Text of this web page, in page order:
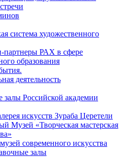
система художественного
партнеры РАХ в сфере
образования
деятельность
залы Российской академии
искусств Зураба Церетели
Музей «Творческая мастерская
современного искусства
залы